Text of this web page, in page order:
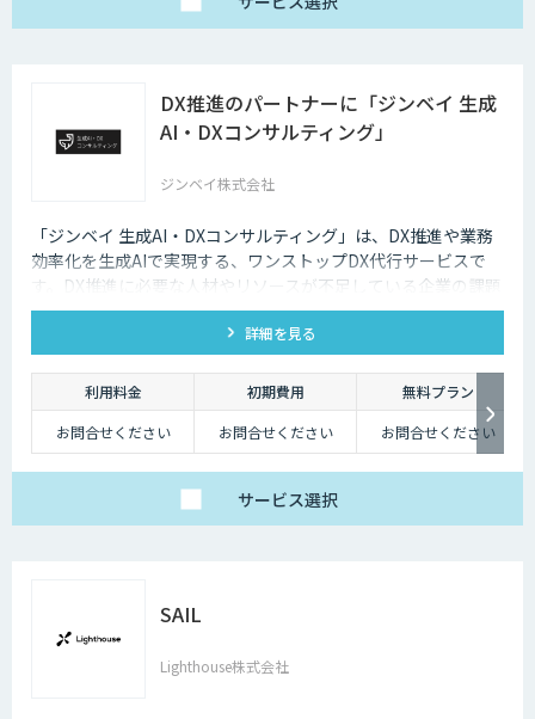
DX推進のパートナーに「ジンベイ 生成
AI・DXコンサルティング」
ジンベイ株式会社
「ジンベイ 生成AI・DXコンサルティング」は、DX推進や業務
効率化を生成AIで実現する、ワンストップDX代行サービスで
す。DX推進に必要な人材やリソースが不足している企業の課題
を解決し、業務課題の特定からソリューションの導入・運用ま
で一括でサポートします。
詳細を見る
利用料金 初期費用
無料プラン
お問合せください
お問合せください お問合せください
サービス選択
SAIL
Lighthouse株式会社